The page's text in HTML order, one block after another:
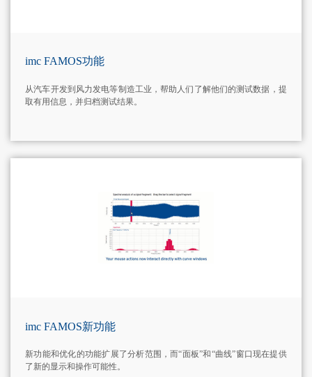
imc FAMOS功能
从汽车开发到风力发电等制造工业，帮助人们了解他们的测试数据，提
取有用信息，并归档测试结果。
MORE+
imc FAMOS新功能
新功能和优化的功能扩展了分析范围，而“面板”和“曲线”窗口现在提供
了新的显示和操作可能性。